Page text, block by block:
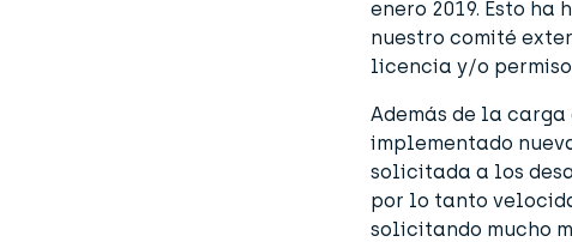
enero 2019. Esto ha
nuestro comité
licencia y/o
Además de la
implementado
solicitada a los
por lo tanto
solicitando mucho